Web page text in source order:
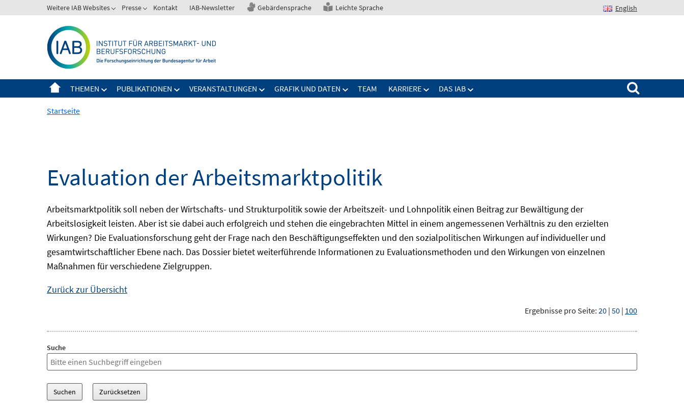
zum
Weitere IAB Websites Presse Kontakt IAB-Newsletter Gebärdensprache Leichte Sprache English
THEMEN PUBLIKATIONEN VERANSTALTUNGEN GRAFIK UND DATEN TEAM KARRIERE DAS IAB
Suchen nach:
Startseite
Evaluation der Arbeitsmarktpolitik
Arbeitsmarktpolitik soll neben der Wirtschafts- und Strukturpolitik sowie der Arbeitszeit- und Lohnpolitik einen Beitrag zur Bewältigung der
Arbeitslosigkeit leisten. Aber ist sie dabei auch erfolgreich und stehen die eingebrachten Mittel in einem angemessenen Verhältnis zu den erzielten
Wirkungen? Die Evaluationsforschung geht der Frage nach den Beschäftigungseffekten und den sozialpolitischen Wirkungen auf individueller und
gesamtwirtschaftlicher Ebene nach. Das Dossier bietet weiterführende Informationen zu Evaluationsmethoden und den Wirkungen von einzelnen
Maßnahmen für verschiedene Zielgruppen.
Zurück zur Übersicht
Ergebnisse pro Seite: 20 | 50 | 100
Suche